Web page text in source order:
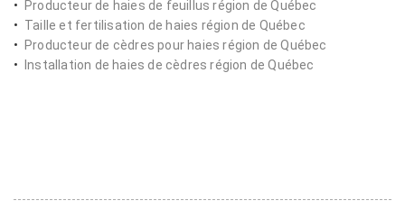
Producteur de haies de feuillus région de Québec
Taille et fertilisation de haies région de Québec
Producteur de cèdres pour haies région de Québec
Installation de haies de cèdres région de Québec